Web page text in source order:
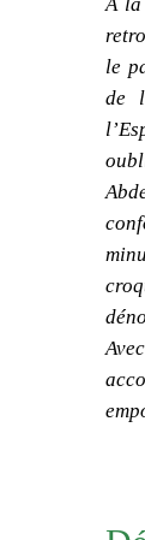
À la
le
de